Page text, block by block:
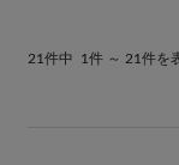
21件中 1件 ～ 21件を